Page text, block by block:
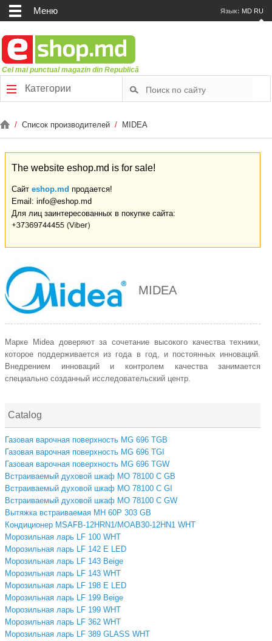
Меню Язык: MD RU
Cel mai punctual magazin din Republică
Категории
/ Список производителей / MIDEA
The website eshop.md is for sale!
Сайт eshop.md продается!
Email: info@eshop.md
Для лиц заинтересованных в покупке сайта:
MIDEA
Марке Midea доверяют за сочетание высокого качества техники,
которое поддерживается из года в год, и постоянных инноваций.
Внедрением инноваций и контролем качества занимается
специально созданный исследовательский центр.
Catalog
Газовая варочная поверхность MG 696 TGB
Газовая варочная поверхность MG 696 TGI
Газовая варочная поверхность MG 696 TGW
Встраиваемый духовой шкаф MO 78100 C GB
Встраиваемый духовой шкаф MO 78100 C GI
Встраиваемый духовой шкаф MO 78100 C GW
Вытяжка встраиваемая MH 60P 303 GB
Кондиционер MSAFB-12HRN1/MOAB30-12HN1 WHT
Морозильная ларь LF 100 WHT
Морозильная ларь LF 142 E LED
Морозильная ларь LF 143 Beige
Морозильная ларь LF 143 WHT
Морозильная ларь LF 198 E LED
Морозильная ларь LF 199 Beige
Морозильная ларь LF 199 WHT
Морозильная ларь LF 362 WHT
Морозильная ларь LF 389 GLASS WHT